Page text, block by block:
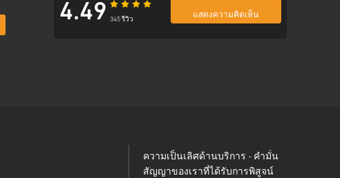
4.49 345 รีวิว
แสดงความคิดเห็น
ความเป็นเลิศด้านบริการ - คำมั่น
สัญญาของเราที่ได้รับการพิสูจน์